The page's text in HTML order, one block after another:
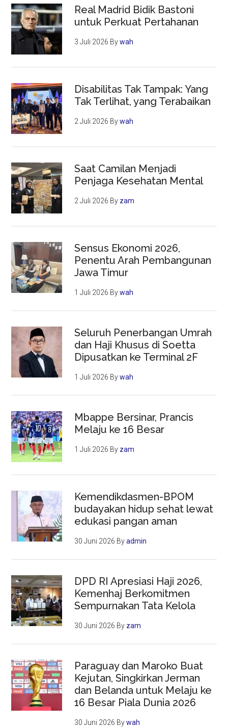
Real Madrid Bidik Bastoni
untuk Perkuat Pertahanan
3 Juli 2026 Bywah
Disabilitas Tak Tampak: Yang
Tak Terlihat, yang Terabaikan
2 Juli 2026 Bywah
Saat Camilan Menjadi
Penjaga Kesehatan Mental
2 Juli 2026 By zam
Sensus Ekonomi 2026,
Penentu Arah Pembangunan
Jawa Timur
1 Juli 2026 Bywah
Seluruh Penerbangan Umrah
dan Haji Khusus di Soetta
Dipusatkan ke Terminal 2F
1 Juli 2026 Bywah
Mbappe Bersinar, Prancis
Melaju ke 16 Besar
1 Juli 2026 By zam
Kemendikdasmen-BPOM
budayakan hidup sehat lewat
edukasi pangan aman
30 Juni 2026 Byadmin
DPD RI Apresiasi Haji 2026,
Kemenhaj Berkomitmen
Sempurnakan Tata Kelola
30 Juni 2026 By zam
Paraguay dan Maroko Buat
Kejutan, Singkirkan Jerman
dan Belanda untuk Melaju ke
16 Besar Piala Dunia 2026
30 Juni 2026 Bywah